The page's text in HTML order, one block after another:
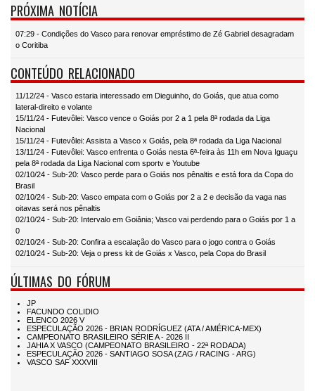
PRÓXIMA NOTÍCIA
07:29 - Condições do Vasco para renovar empréstimo de Zé Gabriel desagradam
o Coritiba
CONTEÚDO RELACIONADO
11/12/24 - Vasco estaria interessado em Dieguinho, do Goiás, que atua como
lateral-direito e volante
15/11/24 - Futevôlei: Vasco vence o Goiás por 2 a 1 pela 8ª rodada da Liga
Nacional
15/11/24 - Futevôlei: Assista a Vasco x Goiás, pela 8ª rodada da Liga Nacional
13/11/24 - Futevôlei: Vasco enfrenta o Goiás nesta 6ª-feira às 11h em Nova Iguaçu
pela 8ª rodada da Liga Nacional com sportv e Youtube
02/10/24 - Sub-20: Vasco perde para o Goiás nos pênaltis e está fora da Copa do
Brasil
02/10/24 - Sub-20: Vasco empata com o Goiás por 2 a 2 e decisão da vaga nas
oitavas será nos pênaltis
02/10/24 - Sub-20: Intervalo em Goiânia; Vasco vai perdendo para o Goiás por 1 a
0
02/10/24 - Sub-20: Confira a escalação do Vasco para o jogo contra o Goiás
02/10/24 - Sub-20: Veja o press kit de Goiás x Vasco, pela Copa do Brasil
ÚLTIMAS DO FÓRUM